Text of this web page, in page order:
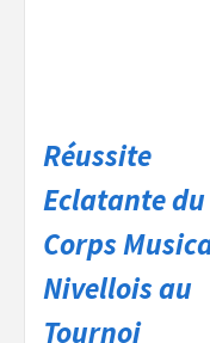
Réussite
Eclatante du
Corps
Nivellois au
Tournoi